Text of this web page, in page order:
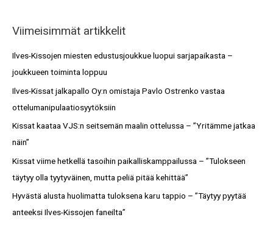
c
h
Viimeisimmät artikkelit
Ilves-Kissojen miesten edustusjoukkue luopui sarjapaikasta –
joukkueen toiminta loppuu
Ilves-Kissat jalkapallo Oy:n omistaja Pavlo Ostrenko vastaa
ottelumanipulaatiosyytöksiin
Kissat kaataa VJS:n seitsemän maalin ottelussa – ”Yritämme jatkaa
näin”
Kissat viime hetkellä tasoihin paikalliskamppailussa – ”Tulokseen
täytyy olla tyytyväinen, mutta peliä pitää kehittää”
Hyvästä alusta huolimatta tuloksena karu tappio – ”Täytyy pyytää
anteeksi Ilves-Kissojen faneilta”
i
t
o
t